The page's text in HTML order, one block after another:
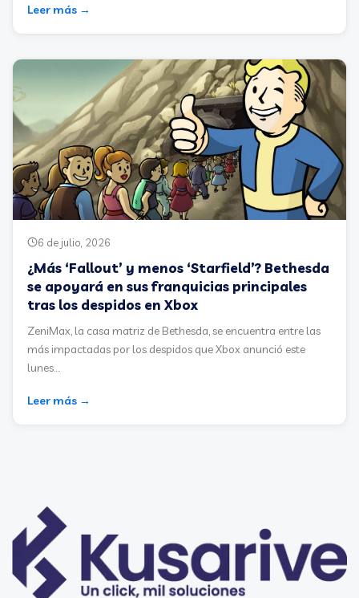
Leer más →
6 de julio, 2026
¿Más ‘Fallout’ y menos ‘Starfield’? Bethesda
se apoyará en sus franquicias principales
tras los despidos en Xbox
ZeniMax, la casa matriz de Bethesda, se encuentra entre las
más impactadas por los despidos que Xbox anunció este
lunes....
Leer más →